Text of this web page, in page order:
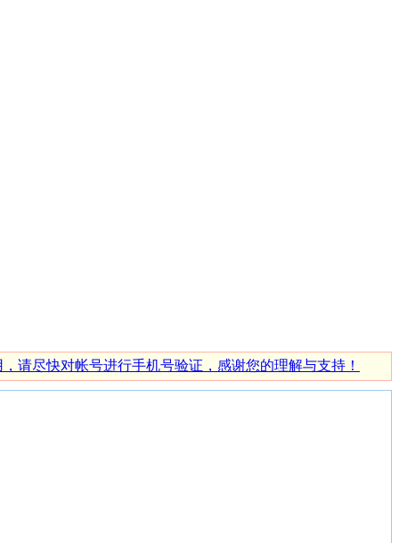
请尽快对帐号进行手机号验证，感谢您的理解与支持！